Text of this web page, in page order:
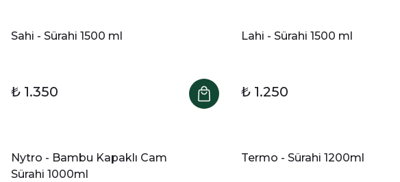
Sahi - Sürahi 1500 ml
₺ 1.350
Lahi - Sürahi 1500 ml
₺ 1.250
Nytro - Bambu Kapaklı Cam
Sürahi 1000ml
Termo - Sürahi 1200ml